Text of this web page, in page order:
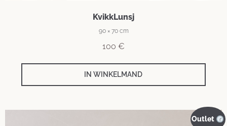
KvikkLunsj
90 × 70 cm
100 €
IN WINKELMAND
Outlet